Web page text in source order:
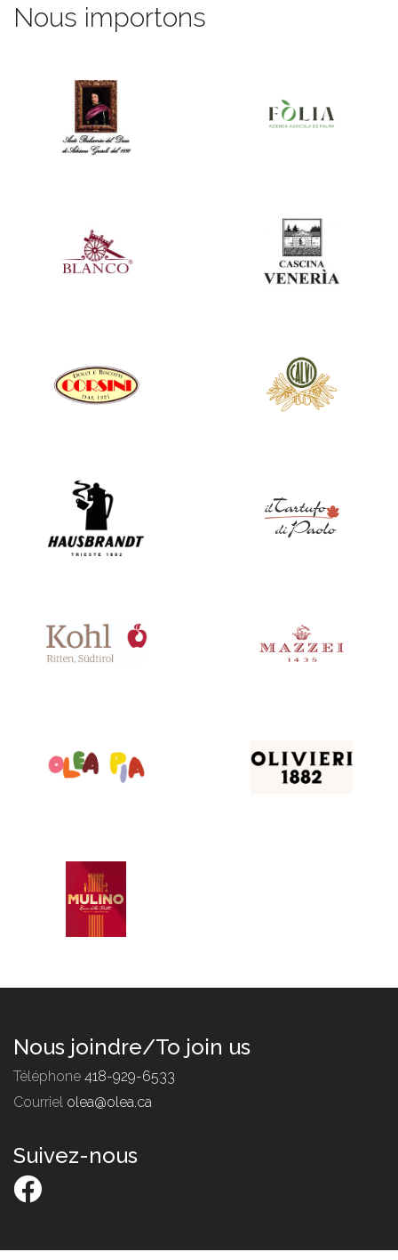
Nous importons
Nous joindre/To join us
Téléphone 418-929-6533
Courriel olea@olea.ca
Suivez-nous